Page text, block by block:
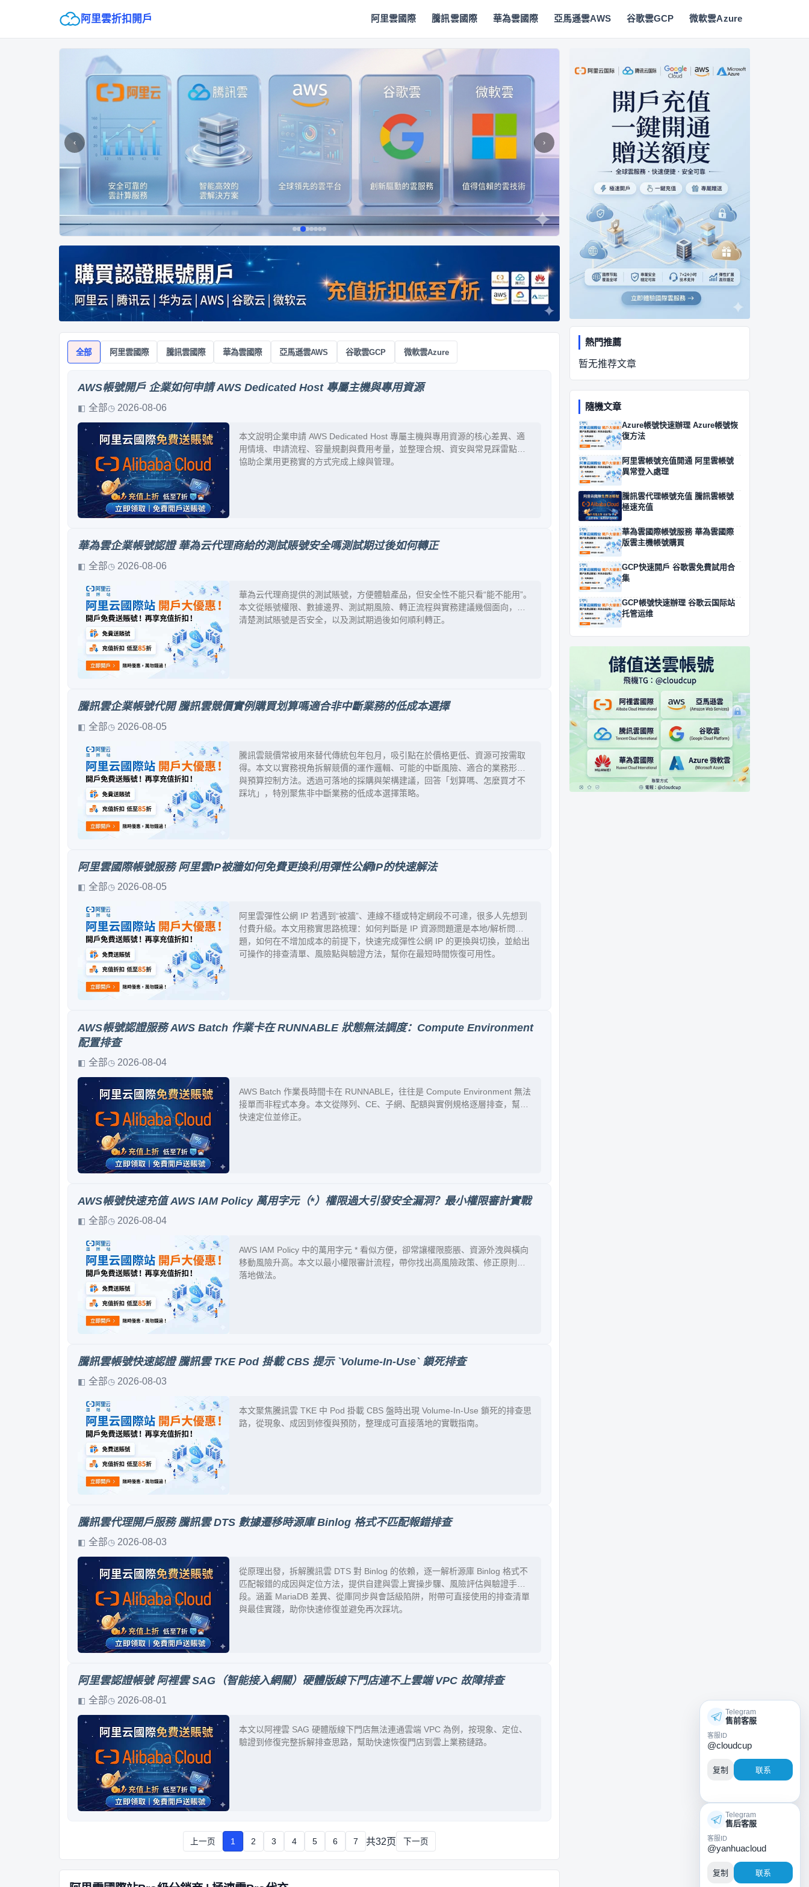
阿里雲折扣開戶 阿里雲國際 騰訊雲國際 華為雲國際 亞馬遜雲AWS 谷歌雲GCP 微軟雲Azure
‹ ›
全部 阿里雲國際 騰訊雲國際 華為雲國際 亞馬遜雲AWS 谷歌雲GCP 微軟雲Azure
AWS帳號開戶 企業如何申請 AWS Dedicated Host 專屬主機與專用資源
全部 2026-08-06
本文說明企業申請 AWS Dedicated Host 專屬主機與專用資源的核心差異、適
用情境、申請流程、容量規劃與費用考量，並整理合規、資安與常見踩雷點，
協助企業用更務實的方式完成上線與管理。
華為雲企業帳號認證 華為云代理商給的測試賬號安全嗎測試期过後如何轉正
全部 2026-08-06
華為云代理商提供的測試賬號，方便體驗產品，但安全性不能只看“能不能用”。
本文從賬號權限、數據邊界、測試期風險、轉正流程與實務建議幾個面向，說
清楚測試賬號是否安全，以及測試期過後如何順利轉正。
騰訊雲企業帳號代開 騰訊雲競價實例購買划算嗎適合非中斷業務的低成本選擇
全部 2026-08-05
騰訊雲競價常被用來替代傳統包年包月，吸引點在於價格更低、資源可按需取
得。本文以實務視角拆解競價的運作邏輯、可能的中斷風險、適合的業務形態
與預算控制方法。透過可落地的採購與架構建議，回答「划算嗎、怎麼買才不
踩坑」，特別聚焦非中斷業務的低成本選擇策略。
阿里雲國際帳號服務 阿里雲IP被牆如何免費更換利用彈性公網IP的快速解法
全部 2026-08-05
阿里雲彈性公網 IP 若遇到“被牆”、連線不穩或特定網段不可達，很多人先想到
付費升級。本文用務實思路梳理：如何判斷是 IP 資源問題還是本地/解析問
題，如何在不增加成本的前提下，快速完成彈性公網 IP 的更換與切換，並給出
可操作的排查清單、風險點與驗證方法，幫你在最短時間恢復可用性。
AWS帳號認證服務 AWS Batch 作業卡在 RUNNABLE 狀態無法調度：Compute Environment
配置排查
全部 2026-08-04
AWS Batch 作業長時間卡在 RUNNABLE，往往是 Compute Environment 無法
接單而非程式本身。本文從隊列、CE、子網、配額與實例規格逐層排查，幫你
快速定位並修正。
AWS帳號快速充值 AWS IAM Policy 萬用字元（*）權限過大引發安全漏洞？最小權限審計實戰
全部 2026-08-04
AWS IAM Policy 中的萬用字元 * 看似方便，卻常讓權限膨脹、資源外洩與橫向
移動風險升高。本文以最小權限審計流程，帶你找出高風險政策、修正原則與
落地做法。
騰訊雲帳號快速認證 騰訊雲 TKE Pod 掛載 CBS 提示 `Volume-In-Use` 鎖死排查
全部 2026-08-03
本文聚焦騰訊雲 TKE 中 Pod 掛載 CBS 盤時出現 Volume-In-Use 鎖死的排查思
路，從現象、成因到修復與預防，整理成可直接落地的實戰指南。
騰訊雲代理開戶服務 騰訊雲 DTS 數據遷移時源庫 Binlog 格式不匹配報錯排查
全部 2026-08-03
從原理出發，拆解騰訊雲 DTS 對 Binlog 的依賴，逐一解析源庫 Binlog 格式不
匹配報錯的成因與定位方法，提供自建與雲上實操步驟、風險評估與驗證手
段。涵蓋 MariaDB 差異、從庫同步與會話級陷阱，附帶可直接使用的排查清單
與最佳實踐，助你快速修復並避免再次踩坑。
阿里雲認證帳號 阿裡雲 SAG（智能接入網關）硬體版線下門店連不上雲端 VPC 故障排查
全部 2026-08-01
本文以阿裡雲 SAG 硬體版線下門店無法連通雲端 VPC 為例，按現象、定位、
驗證到修復完整拆解排查思路，幫助快速恢復門店到雲上業務鏈路。
上一页 1 2 3 4 5 6 7 共32页 下一页
熱門推薦
暂无推荐文章
隨機文章
Azure帳號快速辦理 Azure帳號恢
復方法
阿里雲帳號充值開通 阿里雲帳號
異常登入處理
騰訊雲代理帳號充值 騰訊雲帳號
極速充值
華為雲國際帳號服務 華為雲國際
版雲主機帳號購買
GCP快速開戶 谷歌雲免費試用合
集
GCP帳號快速辦理 谷歌云国际站
托管运维
Telegram
售前客服
客服ID
@cloudcup
复制 联系
Telegram
售后客服
客服ID
@yanhuacloud
复制 联系